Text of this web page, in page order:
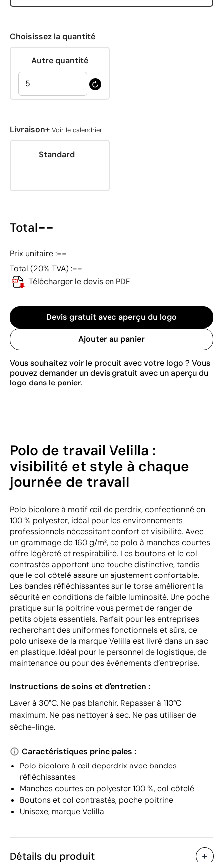
Choisissez la quantité
Autre quantité
Livraison+ Voir le calendrier
Standard
Total--
Prix unitaire :--
Total (20% TVA) :--
Télécharger le devis en PDF
Devis gratuit avec aperçu du logo
Ajouter au panier
Vous souhaitez voir le produit avec votre logo ? Vous
pouvez demander un devis gratuit avec un aperçu du
logo dans le panier.
Polo de travail Velilla :
visibilité et style à chaque
journée de travail
Polo bicolore à motif œil de perdrix, confectionné en
100 % polyester, idéal pour les environnements
professionnels nécessitant confort et visibilité. Avec
un grammage de 160 g/m², ce polo à manches courtes
offre légèreté et respirabilité. Les boutons et le col
contrastés apportent une touche distinctive, tandis
que le col côtelé assure un ajustement confortable.
Les bandes réfléchissantes sur le torse améliorent la
sécurité en conditions de faible luminosité. Une poche
pratique sur la poitrine vous permet de ranger de
petits objets essentiels. Parfait pour les entreprises
recherchant des uniformes fonctionnels et sûrs, ce
polo unisexe de la marque Velilla est livré dans un sac
en plastique. Idéal pour le personnel de logistique, de
maintenance ou pour des événements d’entreprise.
Instructions de soins et d'entretien :
Laver à 30°C. Ne pas blanchir. Repasser à 110°C
maximum. Ne pas nettoyer à sec. Ne pas utiliser de
sèche-linge.
Caractéristiques principales :
Polo bicolore à œil deperdrix avec bandes
réfléchissantes
Manches courtes en polyester 100 %, col côtelé
Boutons et col contrastés, poche poitrine
Unisexe, marque Velilla
Détails du produit